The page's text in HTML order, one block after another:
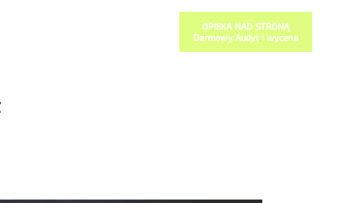
OPIEKA NAD STRONĄ
Darmowy Audyt i wycena